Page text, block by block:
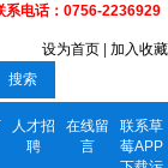
系电话：0756-2236929
设为首页
加入收藏
搜索
人才招
聘
在线留
言
联系草
莓APP